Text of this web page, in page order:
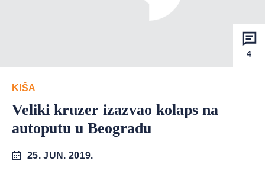
4
KIŠA
Veliki kruzer izazvao kolaps na
autoputu u Beogradu
25. JUN. 2019.